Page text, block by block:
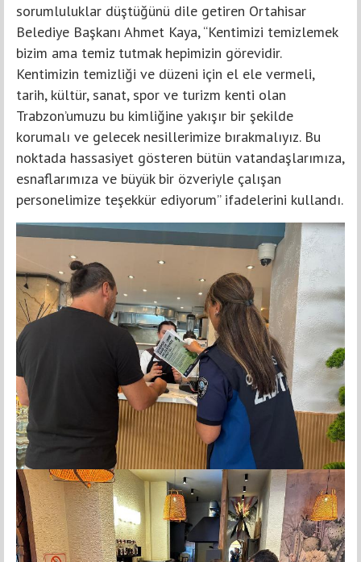
sorumluluklar düştüğünü dile getiren Ortahisar
Belediye Başkanı Ahmet Kaya, “Kentimizi temizlemek
bizim ama temiz tutmak hepimizin görevidir.
Kentimizin temizliği ve düzeni için el ele vermeli,
tarih, kültür, sanat, spor ve turizm kenti olan
Trabzon’umuzu bu kimliğine yakışır bir şekilde
korumalı ve gelecek nesillerimize bırakmalıyız. Bu
noktada hassasiyet gösteren bütün vatandaşlarımıza,
esnaflarımıza ve büyük bir özveriyle çalışan
personelimize teşekkür ediyorum” ifadelerini kullandı.